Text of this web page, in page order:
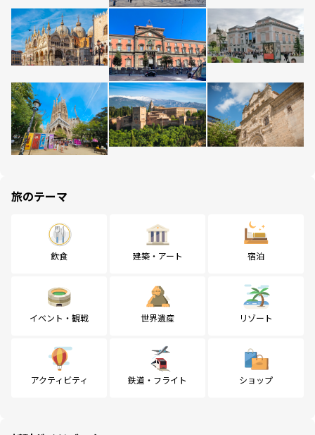
旅のテーマ
飲食 建築・アート 宿泊
イベント・観戦 世界遺産 リゾート
アクティビティ 鉄道・フライト ショップ